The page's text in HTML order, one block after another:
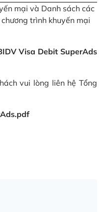
mại và Danh sách các
trình khuyến mại
Visa Debit SuperAds
vui lòng liên hệ Tổng